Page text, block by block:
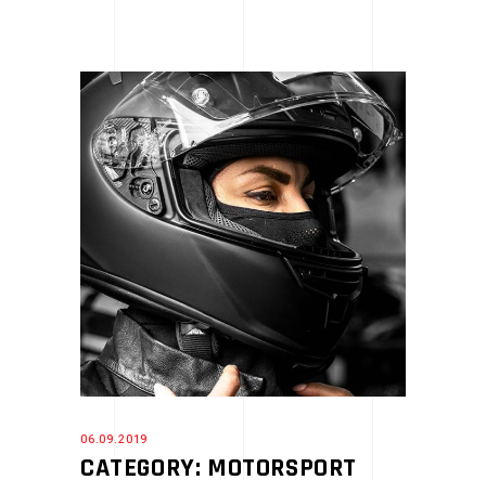
06.09.2019
CATEGORY: MOTORSPORT